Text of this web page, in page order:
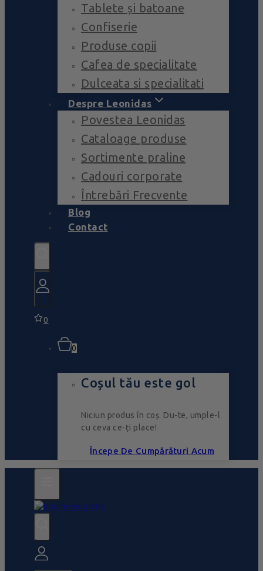
Tablete și batoane
Confiserie
Produse copii
Cafea de specialitate
Dulceata si specialitati
Despre Leonidas
Povestea Leonidas
Cataloage produse
Sortimente praline
Cadouri corporate
Întrebări Frecvente
Blog
Contact
0
0
Coșul tău este gol
Niciun produs în coș. Du-te, umple-l
cu ceva ce-ți place!
Începe De Cumpărături Acum